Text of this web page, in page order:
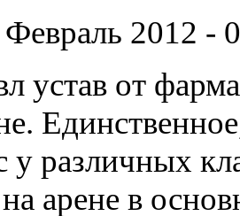
2012 -
устав от
у различных
арене в